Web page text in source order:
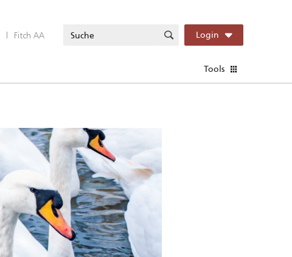
| Fitch AA Login
Tools